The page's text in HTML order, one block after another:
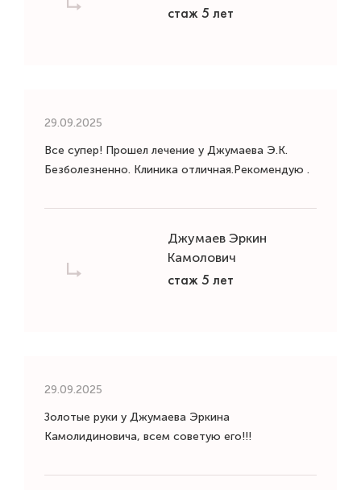
стаж 5 лет
29.09.2025
Все супер! Прошел лечение у Джумаева Э.К.
Безболезненно. Клиника отличная.Рекомендую .
Джумаев Эркин
Камолович
стаж 5 лет
29.09.2025
Золотые руки у Джумаева Эркина
Камолидиновича, всем советую его!!!